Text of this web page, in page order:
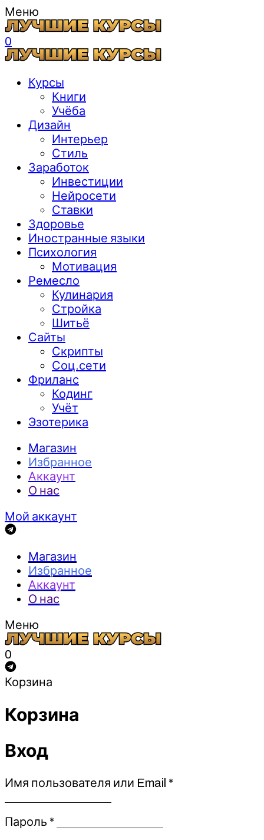
Меню
0
Курсы
Книги
Учёба
Дизайн
Интерьер
Стиль
Заработок
Инвестиции
Нейросети
Ставки
Здоровье
Иностранные языки
Психология
Мотивация
Ремесло
Кулинария
Стройка
Шитьё
Сайты
Скрипты
Соц.сети
Фриланс
Кодинг
Учёт
Эзотерика
Магазин
Избранное
Аккаунт
О нас
Мой аккаунт
Магазин
Избранное
Аккаунт
О нас
Меню
0
Корзина
Корзина
Вход
Имя пользователя или Email *Обязательно
Пароль *Обязательно